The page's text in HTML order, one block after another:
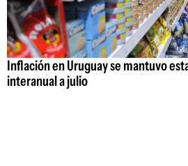
Inflación en Uruguay se mantuvo
interanual a julio